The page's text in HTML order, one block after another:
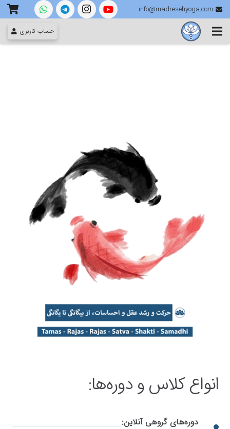
info@madresehyoga.com
حساب کاربری
انواع کلاس‌ و دوره‌‌ها:
دوره‌های گروهی آنلاین: